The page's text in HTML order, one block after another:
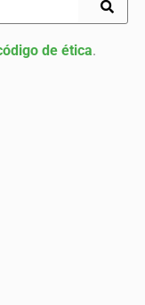
de ética.